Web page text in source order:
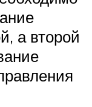
а второй